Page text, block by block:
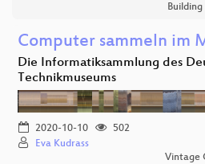
Computer sammeln im
Die Informatiksammlung des
Technikmuseums
2020-10-10
502
Eva Kudrass
Vintage